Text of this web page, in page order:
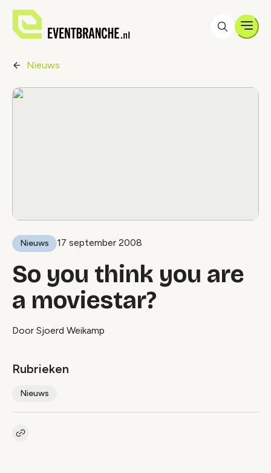
Nieuws
Nieuws 17 september 2008
So you think you are
a moviestar?
Door Sjoerd Weikamp
Rubrieken
Nieuws
Kopieer link naar artikel